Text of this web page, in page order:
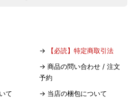
→ 【必読】特定商取引法
→ 商品の問い合わせ / 注文
予約
て → 当店の梱包について